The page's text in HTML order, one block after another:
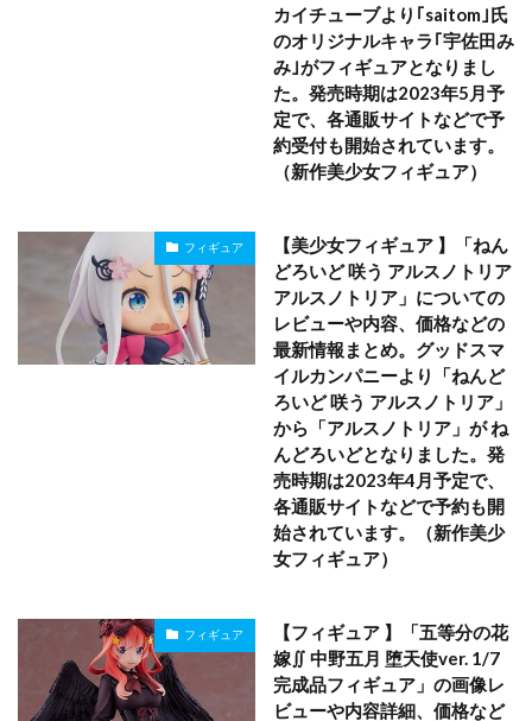
カイチューブより｢saitom｣氏
のオリジナルキャラ｢宇佐田み
み｣がフィギュアとなりまし
た。発売時期は2023年5月予
定で、各通販サイトなどで予
約受付も開始されています。
（新作美少女フィギュア）
フィギュア
【美少女フィギュア 】「ねん
どろいど 咲う アルスノトリア
アルスノトリア」についての
レビューや内容、価格などの
最新情報まとめ。グッドスマ
イルカンパニーより「ねんど
ろいど 咲う アルスノトリア」
から「アルスノトリア」が ね
んどろいどとなりました。発
売時期は2023年4月予定で、
各通販サイトなどで予約も開
始されています。（新作美少
女フィギュア）
フィギュア
【フィギュア 】「五等分の花
嫁∬ 中野五月 堕天使ver. 1/7
完成品フィギュア」の画像レ
ビューや内容詳細、価格など